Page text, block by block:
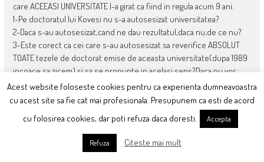
care ACEEASI UNIVERSITATE l-a girat ca fiind in regula acum 9 ani.
1-Pe doctoratul lui Kovesi nu s-a autosesizat universitatea?
2-Daca s-au autosesizat,cand ne dau rezultatul,daca nu,de ce nu?
3-Este corect ca cei care s-au autosesizat sa reverifice ABSOLUT
TOATE tezele de doctorat emise de aceasta universitate(dupa 1989
incoace sa zicem) si sa se pronunte in acelasi sens?Daca nu vor
face asta,Victor Ponta este discriminat.
4-Cei care i-au semnat lucrarea ca fiind valabila acum 9 ani, platesc
cumva acum in situatia de fata,sunt trasi la raspundere,mai pot
semna sau au mai semnat la fel si alte lucrari asemanatoare?
Acest website foloseste cookies pentru ca experienta dumneavoastra
cu acest site sa fie cat mai profesionala. Presupunem ca esti de acord
cu folosirea cookies, dar poti refuza daca doresti.
Accepta
Refuza Citeste mai mult